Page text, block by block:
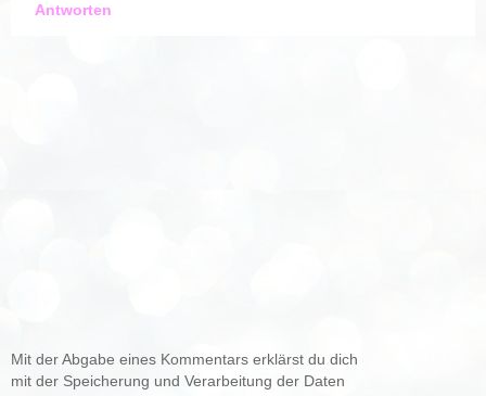
Antworten
Mit der Abgabe eines Kommentars erklärst du dich
mit der Speicherung und Verarbeitung der Daten